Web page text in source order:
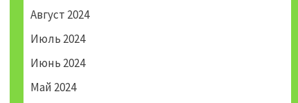
Август 2024
Июль 2024
Июнь 2024
Май 2024